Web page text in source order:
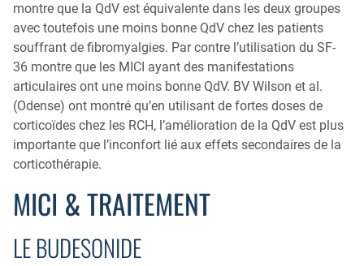
montre que la QdV est équivalente dans les deux groupes
avec toutefois une moins bonne QdV chez les patients
souffrant de fibromyalgies. Par contre l’utilisation du SF-
36 montre que les MICI ayant des manifestations
articulaires ont une moins bonne QdV. BV Wilson et al.
(Odense) ont montré qu’en utilisant de fortes doses de
corticoïdes chez les RCH, l’amélioration de la QdV est plus
importante que l’inconfort lié aux effets secondaires de la
corticothérapie.
MICI & TRAITEMENT
LE BUDESONIDE